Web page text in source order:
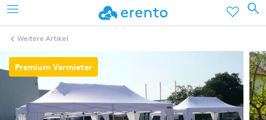
Weitere Artikel
Premium Vermieter